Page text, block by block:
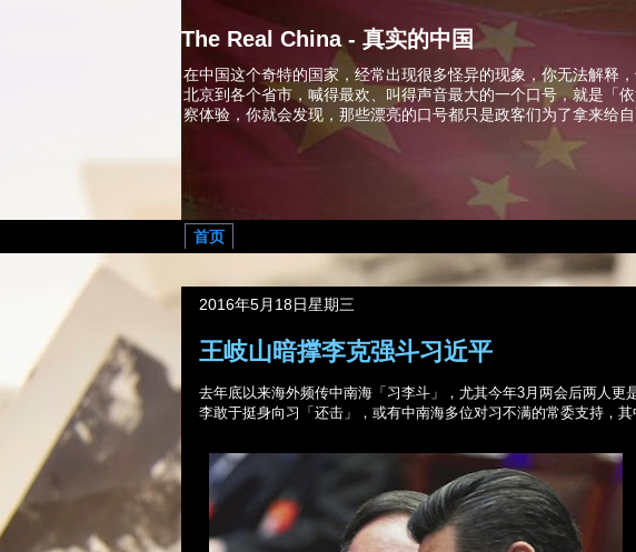
The Real China - 真实的中国
在中国这个奇特的国家，经常出现很多怪异的现象，你无法解释
北京到各个省市，喊得最欢、叫得声音最大的一个口号，就是「
察体验，你就会发现，那些漂亮的口号都只是政客们为了拿来给
首页
2016年5月18日星期三
王岐山暗撑李克强斗习近平
去年底以来海外频传中南海「习李斗」，尤其今年3月两会后两人更
李敢于挺身向习「还击」，或有中南海多位对习不满的常委支持，